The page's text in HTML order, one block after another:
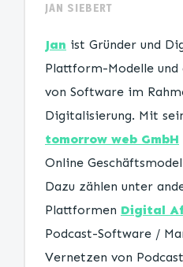
JAN SIEBERT
Jan ist Gründer und
Plattform-Modelle
von Software im
Digitalisierung. Mit
tomorrow web GmbH
Online
Dazu zählen unter
Plattformen Digital
Podcast-Software /
Vernetzen von